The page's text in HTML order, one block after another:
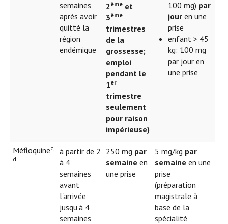
semaines
après avoir
quitté la
région
endémique
2ème et
3ème
trimestres
de la
grossesse;
emploi
pendant le
1er
trimestre
seulement
pour raison
impérieuse)
100 mg) par
jour en une
prise
enfant > 45
kg: 100 mg
par jour en
une prise
Méfloquinec,
d
à partir de 2
à 4
semaines
avant
l'arrivée
jusqu’à 4
semaines
250 mg par
semaine en
une prise
5 mg/kg par
semaine en une
prise
(préparation
magistrale à
base de la
spécialité